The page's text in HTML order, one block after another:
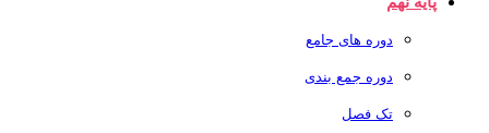
دوره های جامع
دوره جمع بندی
تک فصل